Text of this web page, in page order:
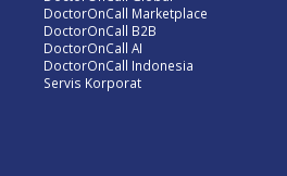
DoctorOnCall Marketplace
DoctorOnCall B2B
DoctorOnCall AI
DoctorOnCall Indonesia
Servis Korporat